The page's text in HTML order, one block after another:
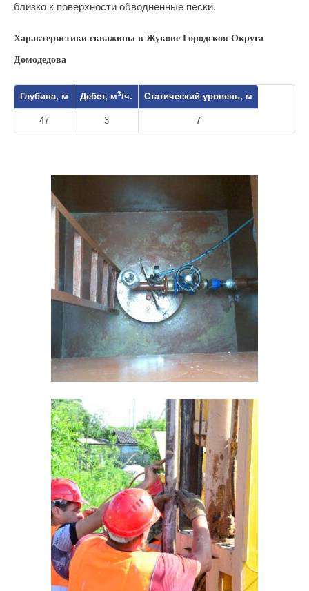
близко к поверхности обводненные пески.
Характеристики скважины в Жукове Городскоя Округа
Домодедова
Глубина, м Дебет, м3/ч. Статический уровень, м
47 3 7